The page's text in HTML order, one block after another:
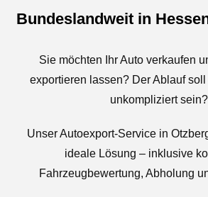
Bundeslandweit in
Sie möchten Ihr Auto verkaufen
exportieren lassen? Der Ablauf
unkompliziert sein?
Unser Autoexport-Service in
ideale Lösung – inklusive
Fahrzeugbewertung, Abholung